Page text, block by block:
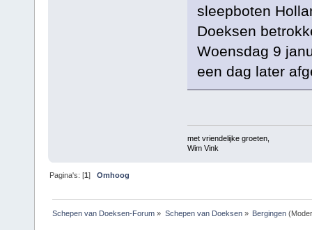
sleepboten
Doeksen
Woensdag 9
een dag later
met vriendelijke groeten,
Wim Vink
Pagina's: [1]Omhoog
Schepen van Doeksen-Forum » Schepen van Doeksen» Bergingen